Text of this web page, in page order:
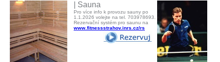
| Sauna
Pro více info k provozu sauny po
1.1.2026 volejte na tel. 703978693.
Rezervační systém pro saunu na
www.fitnessstrahov.inrs.cz/rs